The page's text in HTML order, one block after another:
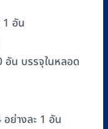
1 อัน
อัน บรรจุในหลอด
ย่างละ 1 อัน